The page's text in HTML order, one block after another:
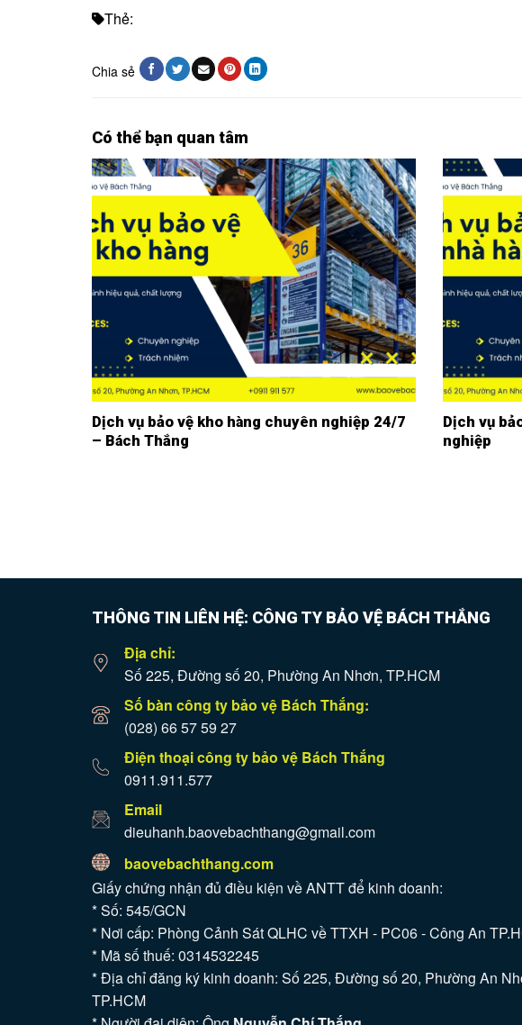
Thẻ:
Chia sẻ
Có thể bạn quan tâm
Dịch vụ bảo vệ kho hàng chuyên nghiệp 24/7
– Bách Thắng
Dịch vụ
nghiệp
THÔNG TIN LIÊN HỆ: CÔNG TY BẢO VỆ BÁCH THẮNG
Địa chỉ:
Số 225, Đường số 20, Phường An Nhơn, TP.HCM
Số bàn công ty bảo vệ Bách Thắng:
(028) 66 57 59 27
Điện thoại công ty bảo vệ Bách Thắng
0911.911.577
Email
dieuhanh.baovebachthang@gmail.com
baovebachthang.com
Giấy chứng nhận đủ điều kiện về ANTT để kinh doanh:
* Số: 545/GCN
* Nơi cấp: Phòng Cảnh Sát QLHC về TTXH - PC06 - Công An
* Mã số thuế: 0314532245
* Địa chỉ đăng ký kinh doanh: Số 225, Đường số 20, Phường An
TP.HCM